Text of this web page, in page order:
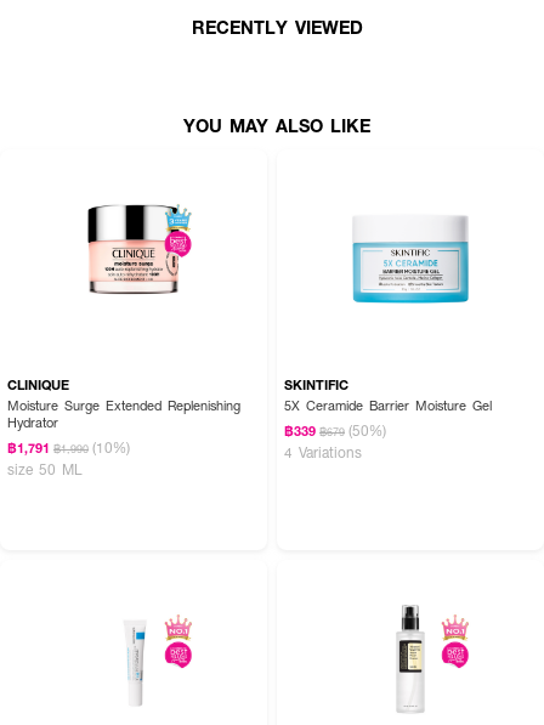
• ปราศจากน้ำมัน ซึมลงสู่ผิวทันที ไม่เหนียวเหนอะหนะ และไม่อุดตันรูขุมขน"
RECENTLY VIEWED
YOU MAY ALSO LIKE
CLINIQUE
Moisture Surge Extended Replenishing
Hydrator
฿1,791 ฿1,990 (10%)
size 50 ML
SKINTIFIC
5X Ceramide Barrier Moisture Gel
฿339 ฿679 (50%)
4 Variations